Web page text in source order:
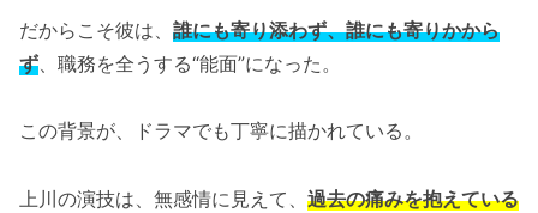
だからこそ彼は、 誰にも寄り添わず、誰にも寄りかから
ず 、職務を全うする“能面”になった。
この背景が、ドラマでも丁寧に描かれている。
上川の演技は、無感情に見えて、 過去の痛みを抱えている